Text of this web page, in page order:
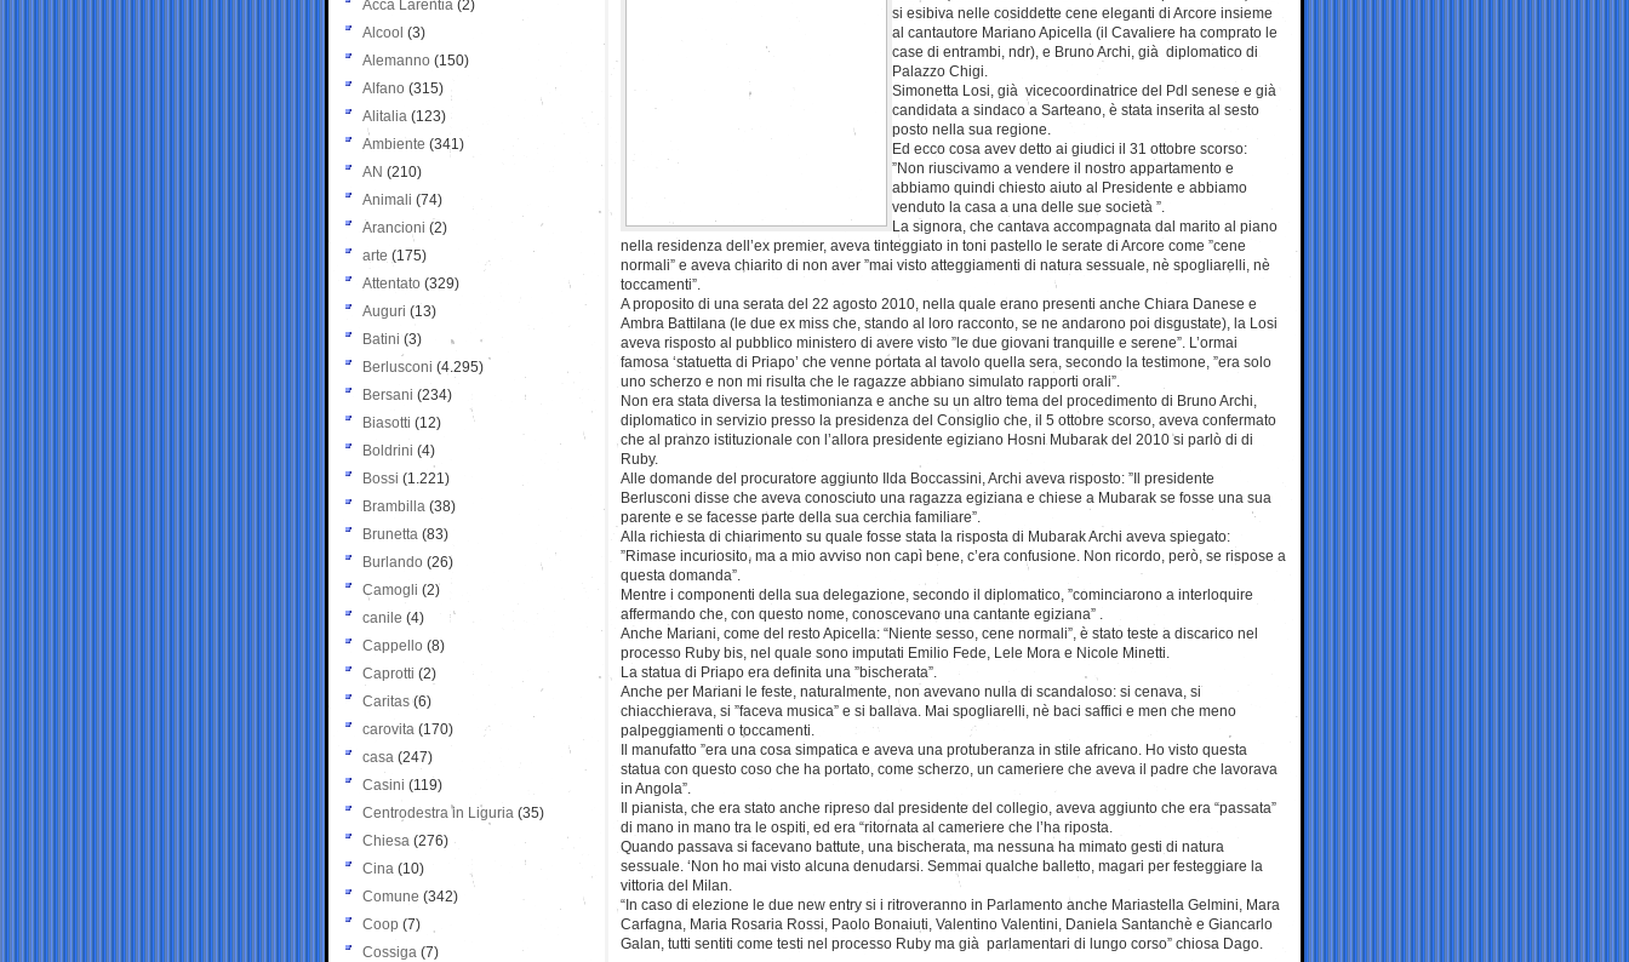
si esibiva nelle cosiddette cene eleganti di Arcore insieme
al cantautore Mariano Apicella (il Cavaliere ha comprato le
case di entrambi, ndr), e Bruno Archi, già diplomatico di
Palazzo Chigi.
Simonetta Losi, già vicecoordinatrice del Pdl senese e già
candidata a sindaco a Sarteano, è stata inserita al sesto
posto nella sua regione.
Ed ecco cosa avev detto ai giudici il 31 ottobre scorso:
”Non riuscivamo a vendere il nostro appartamento e
abbiamo quindi chiesto aiuto al Presidente e abbiamo
venduto la casa a una delle sue società ”.
La signora, che cantava accompagnata dal marito al piano
nella residenza dell’ex premier, aveva tinteggiato in toni pastello le serate di Arcore come ”cene
normali” e aveva chiarito di non aver ”mai visto atteggiamenti di natura sessuale, nè spogliarelli, nè
toccamenti”.
A proposito di una serata del 22 agosto 2010, nella quale erano presenti anche Chiara Danese e
Ambra Battilana (le due ex miss che, stando al loro racconto, se ne andarono poi disgustate), la Losi
aveva risposto al pubblico ministero di avere visto ”le due giovani tranquille e serene”. L’ormai
famosa ‘statuetta di Priapo’ che venne portata al tavolo quella sera, secondo la testimone, ”era solo
uno scherzo e non mi risulta che le ragazze abbiano simulato rapporti orali”.
Non era stata diversa la testimonianza e anche su un altro tema del procedimento di Bruno Archi,
diplomatico in servizio presso la presidenza del Consiglio che, il 5 ottobre scorso, aveva confermato
che al pranzo istituzionale con l’allora presidente egiziano Hosni Mubarak del 2010 si parlò di di
Ruby.
Alle domande del procuratore aggiunto Ilda Boccassini, Archi aveva risposto: ”Il presidente
Berlusconi disse che aveva conosciuto una ragazza egiziana e chiese a Mubarak se fosse una sua
parente e se facesse parte della sua cerchia familiare”.
Alla richiesta di chiarimento su quale fosse stata la risposta di Mubarak Archi aveva spiegato:
”Rimase incuriosito, ma a mio avviso non capì bene, c’era confusione. Non ricordo, però, se rispose a
questa domanda”.
Mentre i componenti della sua delegazione, secondo il diplomatico, ”cominciarono a interloquire
affermando che, con questo nome, conoscevano una cantante egiziana” .
Anche Mariani, come del resto Apicella: “Niente sesso, cene normali”, è stato teste a discarico nel
processo Ruby bis, nel quale sono imputati Emilio Fede, Lele Mora e Nicole Minetti.
La statua di Priapo era definita una ”bischerata”.
Anche per Mariani le feste, naturalmente, non avevano nulla di scandaloso: si cenava, si
chiacchierava, si ”faceva musica” e si ballava. Mai spogliarelli, nè baci saffici e men che meno
palpeggiamenti o toccamenti.
Il manufatto ”era una cosa simpatica e aveva una protuberanza in stile africano. Ho visto questa
statua con questo coso che ha portato, come scherzo, un cameriere che aveva il padre che lavorava
in Angola”.
Il pianista, che era stato anche ripreso dal presidente del collegio, aveva aggiunto che era “passata”
di mano in mano tra le ospiti, ed era “ritornata al cameriere che l’ha riposta.
Quando passava si facevano battute, una bischerata, ma nessuna ha mimato gesti di natura
sessuale. ‘Non ho mai visto alcuna denudarsi. Semmai qualche balletto, magari per festeggiare la
vittoria del Milan.
“In caso di elezione le due new entry si i ritroveranno in Parlamento anche Mariastella Gelmini, Mara
Carfagna, Maria Rosaria Rossi, Paolo Bonaiuti, Valentino Valentini, Daniela Santanchè e Giancarlo
Galan, tutti sentiti come testi nel processo Ruby ma già parlamentari di lungo corso” chiosa Dago.
Acca Larentia (2)
Alcool (3)
Alemanno (150)
Alfano (315)
Alitalia (123)
Ambiente (341)
AN (210)
Animali (74)
Arancioni (2)
arte (175)
Attentato (329)
Auguri (13)
Batini (3)
Berlusconi (4.295)
Bersani (234)
Biasotti (12)
Boldrini (4)
Bossi (1.221)
Brambilla (38)
Brunetta (83)
Burlando (26)
Camogli (2)
canile (4)
Cappello (8)
Caprotti (2)
Caritas (6)
carovita (170)
casa (247)
Casini (119)
Centrodestra in Liguria (35)
Chiesa (276)
Cina (10)
Comune (342)
Coop (7)
Cossiga (7)